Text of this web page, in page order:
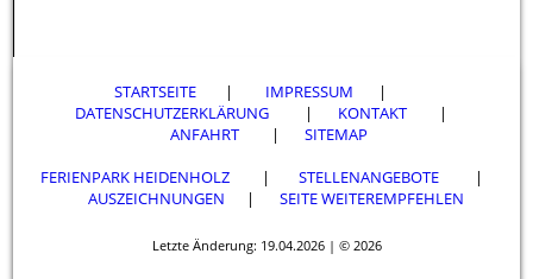
STARTSEITE | IMPRESSUM |
DATENSCHUTZERKLÄRUNG | KONTAKT |
ANFAHRT
| SITEMAP
FERIENPARK HEIDENHOLZ
| STELLENANGEBOTE|
AUSZEICHNUNGEN
| SEITE WEITEREMPFEHLEN
Letzte Änderung: 19.04.2026 | © 2026